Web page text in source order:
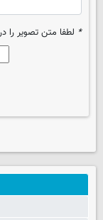
* لطفا متن تصویر را